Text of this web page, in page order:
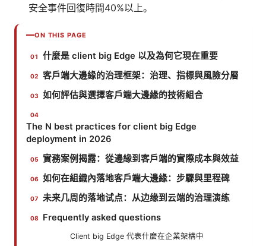
安全事件回復時間40%以上。
ON THIS PAGE
什麼是 client big Edge 以及為何它現在重要
客戶端大邊緣的治理框架：治理、指標與風險分層
如何評估與選擇客戶端大邊緣的技術組合
The N best practices for client big Edge
deployment in 2026
實務案例揭露：從邊緣到客戶端的實際成本與效益
如何在組織內落地客戶端大邊緣：步驟與里程碑
未来几周的落地试点：从边缘到云端的治理演练
Frequently asked questions
Client big Edge 代表什麼在企業架構中